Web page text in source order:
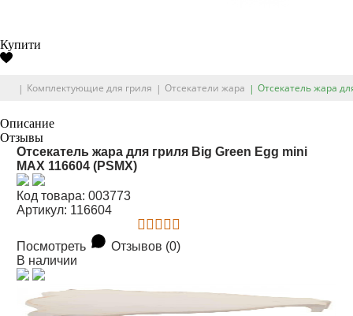
Купити
Комплектующие для гриля Отсекатели жара Отсекатель жара
Описание
Отзывы
Отсекатель жара для гриля Big Green Egg mini
MAX 116604 (PSMX)
Код товара: 003773
Артикул: 116604
Посмотреть
Отзывов (0)
В наличии